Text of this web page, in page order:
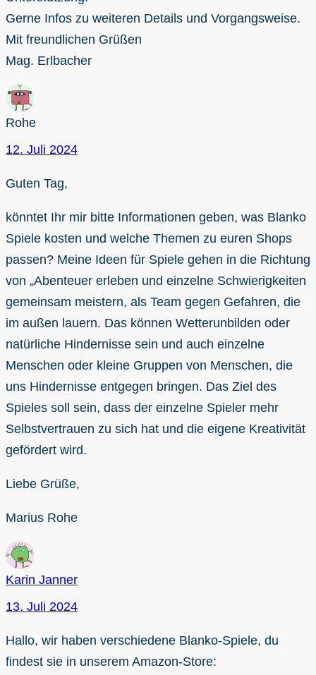
Gerne Infos zu weiteren Details und Vorgangsweise.
Mit freundlichen Grüßen
Mag. Erlbacher
Rohe
12. Juli 2024
Guten Tag,
könntet Ihr mir bitte Informationen geben, was Blanko
Spiele kosten und welche Themen zu euren Shops
passen? Meine Ideen für Spiele gehen in die Richtung
von „Abenteuer erleben und einzelne Schwierigkeiten
gemeinsam meistern, als Team gegen Gefahren, die
im außen lauern. Das können Wetterunbilden oder
natürliche Hindernisse sein und auch einzelne
Menschen oder kleine Gruppen von Menschen, die
uns Hindernisse entgegen bringen. Das Ziel des
Spieles soll sein, dass der einzelne Spieler mehr
Selbstvertrauen zu sich hat und die eigene Kreativität
gefördert wird.
Liebe Grüße,
Marius Rohe
Karin Janner
13. Juli 2024
Hallo, wir haben verschiedene Blanko-Spiele, du
findest sie in unserem Amazon-Store: